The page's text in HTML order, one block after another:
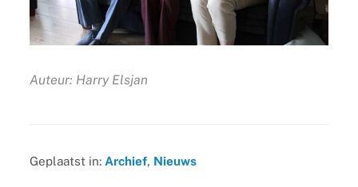
Auteur: Harry Elsjan
Geplaatst in: Archief, Nieuws